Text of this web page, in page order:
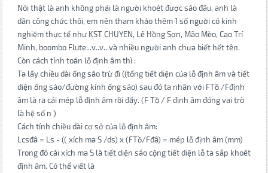
Nói thật là anh không phải là người khoét được sáo đâu, anh là
dân công chức thôi, em nên tham khảo thêm 1 số người có kinh
nghiệm thực tế như KST CHUYEN, Lê Hồng Sơn, Mão Mèo, Cao Trí
Minh, boombo Flute...v..v...và nhiều người anh chưa biết hết tên.
Còn cách tính toán lỗ định âm thì :
Ta lấy chiều dài ống sáo trừ đi ((tổng tiết diện của lỗ định âm và tiết
diện ống sáo/đường kính ống sáo) sau đó ta nhân với FTồ /Fđịnh
âm là ra cái mép lỗ định âm rồi đấy. (F Tồ / F định âm đóng vai trò
là hệ số n )
Cách tính chiều dài cơ sở của lỗ định âm:
Lcsđâ = Ls - (( xích ma S /ds) x (FTồ/Fđâ) = mép lỗ định âm (mm)
Trong đó cái xích ma S là tiết diện sáo cộng tiết diện lỗ ta sắp khoét
định âm. Có thể viết là